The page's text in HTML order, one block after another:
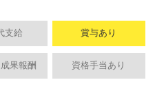
支給 賞与あり
果報酬 資格手当あり